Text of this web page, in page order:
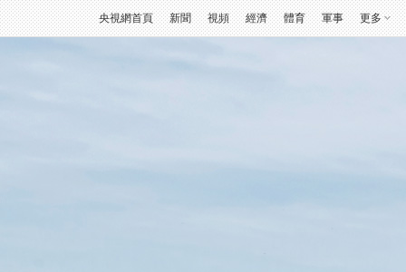
央視網首頁 新聞 視頻 經濟 體育 軍事 更多